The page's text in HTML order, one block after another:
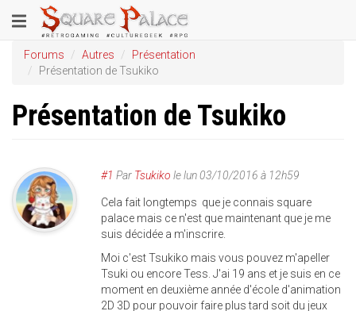
au
contenu
principal
Toggle
navigation
Forums Autres
Présentation
Présentation de Tsukiko
Présentation de Tsukiko
#1 Par Tsukiko lelun 03/10/2016 à 12h59
Cela fait longtemps que je connais square
palace mais ce n'est que maintenant que je me
suis décidée a m'inscrire.
Moi c'est Tsukiko mais vous pouvez m'apeller
Tsuki ou encore Tess. J'ai 19 ans et je suis en ce
moment en deuxième année d'école d'animation
2D 3D pour pouvoir faire plus tard soit du jeux